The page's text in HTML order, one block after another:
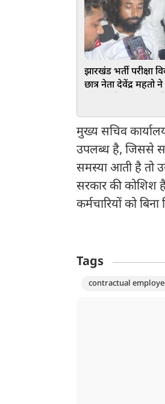
झारखंड भर्ती परीक्षा
छात्र नेता देवेंद्र महतो
मुख्य सचिव
उपलब्ध है, जिससे
समस्या आती है तो
सरकार की कोशिश
कर्मचारियों को
Tags
contractual